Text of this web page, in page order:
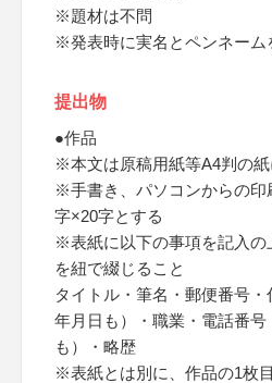
※題材は不問
※発表時に実名とペンネーム
提出物
●作品
※本文は原稿用紙等A4判の
※手書き、パソコンからの印
字×20字とする
※表紙に以下の事項を記入の
を紐で綴じること
タイトル・筆名・郵便番号
年月日も）・職業・電話番
も）・略歴
※表紙とは別に、作品の1枚